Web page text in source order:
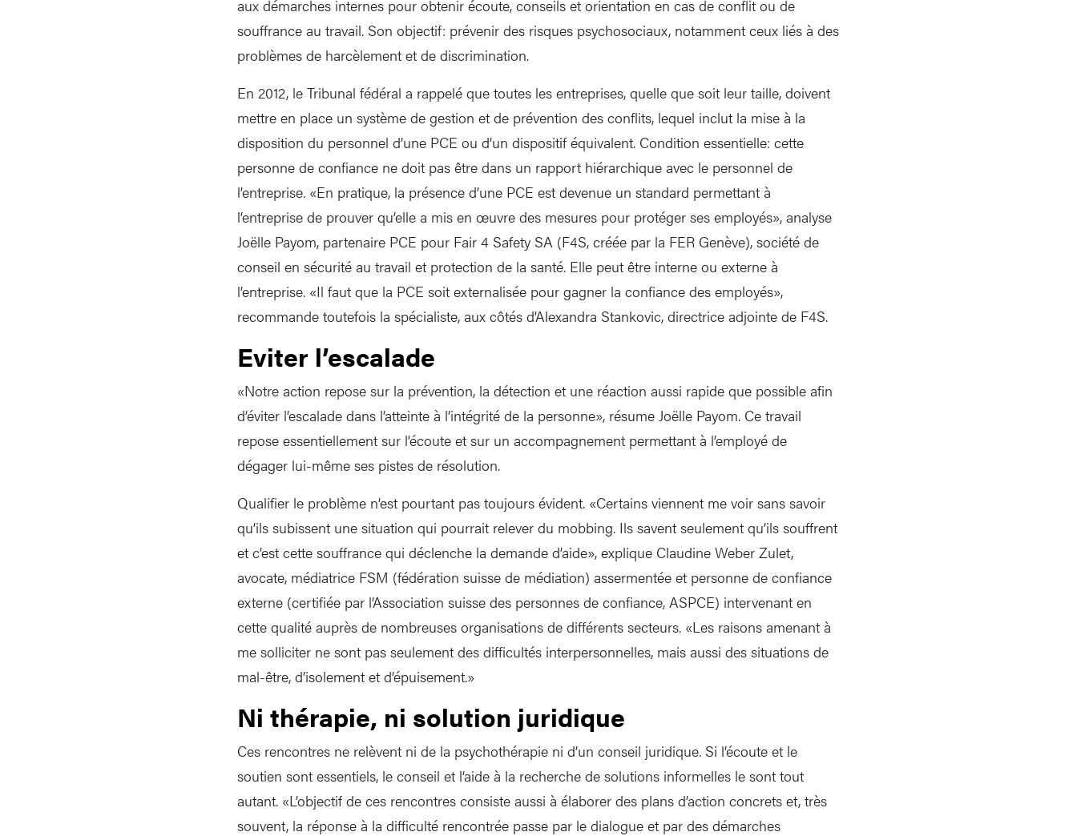
aux démarches internes pour obtenir écoute, conseils et orientation en cas de conflit ou de
souffrance au travail. Son objectif: prévenir des risques psychosociaux, notamment ceux liés à des
problèmes de harcèlement et de discrimination.
En 2012, le Tribunal fédéral a rappelé que toutes les entreprises, quelle que soit leur taille, doivent
mettre en place un système de gestion et de prévention des conflits, lequel inclut la mise à la
disposition du personnel d’une PCE ou d’un dispositif équivalent. Condition essentielle: cette
personne de confiance ne doit pas être dans un rapport hiérarchique avec le personnel de
l’entreprise. «En pratique, la présence d’une PCE est devenue un standard permettant à
l’entreprise de prouver qu’elle a mis en œuvre des mesures pour protéger ses employés», analyse
Joëlle Payom, partenaire PCE pour Fair 4 Safety SA (F4S, créée par la FER Genève), société de
conseil en sécurité au travail et protection de la santé. Elle peut être interne ou externe à
l’entreprise. «Il faut que la PCE soit externalisée pour gagner la confiance des employés»,
recommande toutefois la spécialiste, aux côtés d’Alexandra Stankovic, directrice adjointe de F4S.
Eviter l’escalade
«Notre action repose sur la prévention, la détection et une réaction aussi rapide que possible afin
d’éviter l’escalade dans l’atteinte à l’intégrité de la personne», résume Joëlle Payom. Ce travail
repose essentiellement sur l’écoute et sur un accompagnement permettant à l’employé de
dégager lui-même ses pistes de résolution.
Qualifier le problème n’est pourtant pas toujours évident. «Certains viennent me voir sans savoir
qu’ils subissent une situation qui pourrait relever du mobbing. Ils savent seulement qu’ils souffrent
et c’est cette souffrance qui déclenche la demande d’aide», explique Claudine Weber Zulet,
avocate, médiatrice FSM (fédération suisse de médiation) assermentée et personne de confiance
externe (certifiée par l’Association suisse des personnes de confiance, ASPCE) intervenant en
cette qualité auprès de nombreuses organisations de différents secteurs. «Les raisons amenant à
me solliciter ne sont pas seulement des difficultés interpersonnelles, mais aussi des situations de
mal-être, d’isolement et d’épuisement.»
Ni thérapie, ni solution juridique
Ces rencontres ne relèvent ni de la psychothérapie ni d’un conseil juridique. Si l’écoute et le
soutien sont essentiels, le conseil et l’aide à la recherche de solutions informelles le sont tout
autant. «L’objectif de ces rencontres consiste aussi à élaborer des plans d’action concrets et, très
souvent, la réponse à la difficulté rencontrée passe par le dialogue et par des démarches